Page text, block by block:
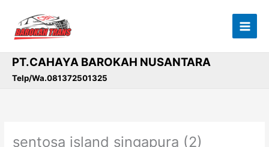
konten
PT.CAHAYA BAROKAH NUSANTARA
Telp/Wa.081372501325
sentosa island singapura (2)